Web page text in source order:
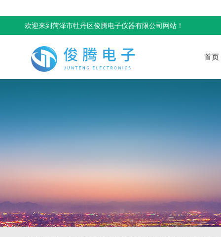
欢迎来到菏泽市牡丹区俊腾电子仪器有限公司网站！
首页